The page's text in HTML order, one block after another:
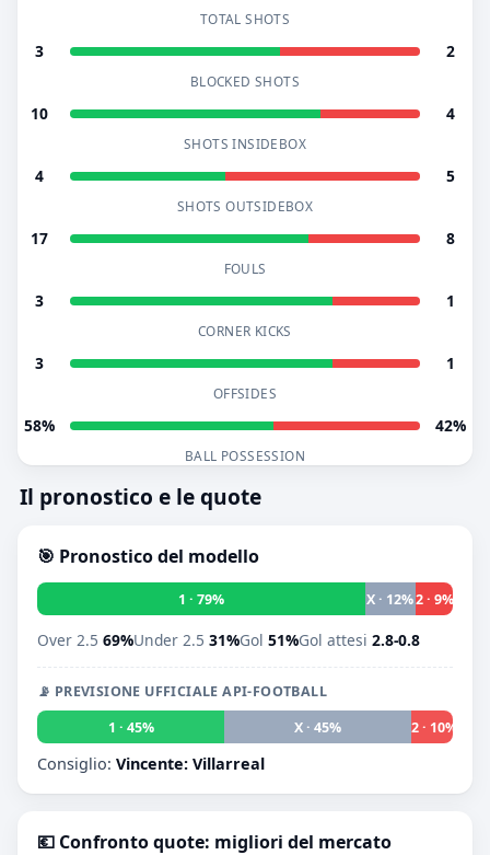
TOTAL SHOTS
3 2
BLOCKED SHOTS
10 4
SHOTS INSIDEBOX
4 5
SHOTS OUTSIDEBOX
17 8
FOULS
3 1
CORNER KICKS
3 1
OFFSIDES
58% 42%
BALL POSSESSION
Il pronostico e le quote
🎯 Pronostico del modello
1 · 79% X · 12%2 · 9%
Over 2.5 69%Under 2.5 31%Gol 51%Gol attesi 2.8-0.8
📡 PREVISIONE UFFICIALE API-FOOTBALL
1 · 45%
X · 45% 2 · 10%
Consiglio: Vincente: Villarreal
💶 Confronto quote: migliori del mercato